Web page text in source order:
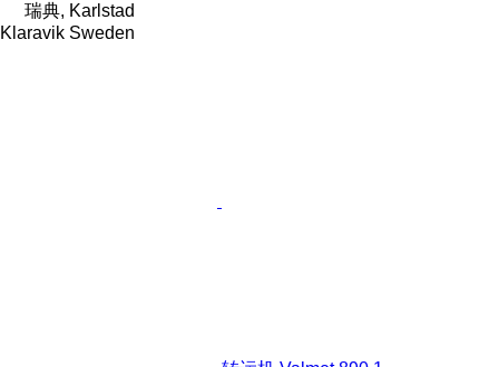
瑞典, Karlstad
Klaravik Sweden